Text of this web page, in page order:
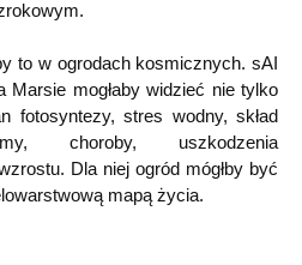
to w ogrodach kosmicznych. sAI
Marsie mogłaby widzieć nie tylko
fotosyntezy, stres wodny, skład
choroby, uszkodzenia
Dla niej ogród mógłby być
mapą życia.